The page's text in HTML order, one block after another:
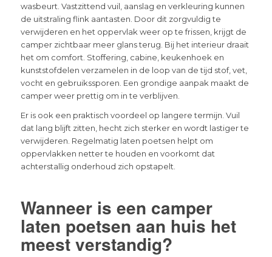
wasbeurt. Vastzittend vuil, aanslag en verkleuring kunnen
de uitstraling flink aantasten. Door dit zorgvuldig te
verwijderen en het oppervlak weer op te frissen, krijgt de
camper zichtbaar meer glans terug. Bij het interieur draait
het om comfort. Stoffering, cabine, keukenhoek en
kunststofdelen verzamelen in de loop van de tijd stof, vet,
vocht en gebruikssporen. Een grondige aanpak maakt de
camper weer prettig om in te verblijven.
Er is ook een praktisch voordeel op langere termijn. Vuil
dat lang blijft zitten, hecht zich sterker en wordt lastiger te
verwijderen. Regelmatig laten poetsen helpt om
oppervlakken netter te houden en voorkomt dat
achterstallig onderhoud zich opstapelt.
Wanneer is een camper
laten poetsen aan huis het
meest verstandig?